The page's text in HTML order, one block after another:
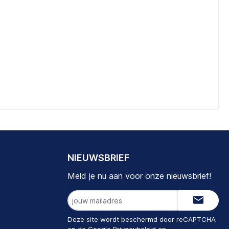
NIEUWSBRIEF
Meld je nu aan voor onze nieuwsbrief!
E-
mailadres
Deze site wordt beschermd door reCAPTCHA